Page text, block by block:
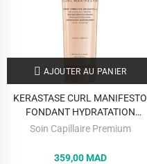
AJOUTER AU PANIER
KERASTASE CURL MANIFESTO
FONDANT HYDRATATION
ESSENTIELLE 250 ML
Soin Capillaire Premium
359,00 MAD